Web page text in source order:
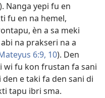
). Nanga yepi fu en
fu en na hemel,
èn a sa meki
na prakseri na a
6:9, 10). Den
wi fu kon frustan fa sani
e taki fa den sani di
tapu ibri sma.